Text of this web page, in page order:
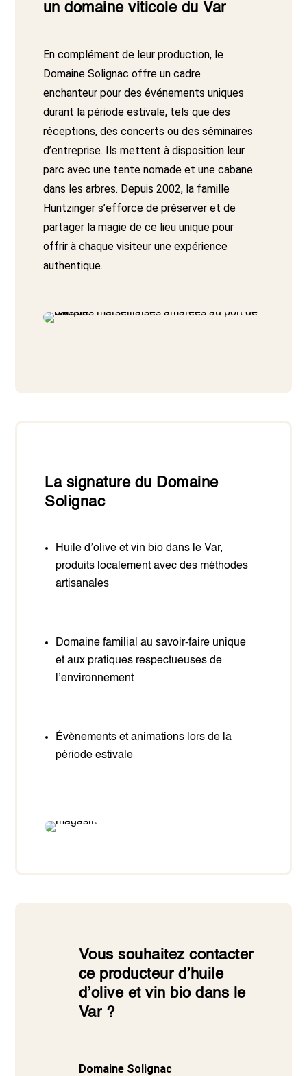
un domaine viticole du Var
En complément de leur production, le
Domaine Solignac offre un cadre
enchanteur pour des événements uniques
durant la période estivale, tels que des
réceptions, des concerts ou des séminaires
d’entreprise. Ils mettent à disposition leur
parc avec une tente nomade et une cabane
dans les arbres. Depuis 2002, la famille
Huntzinger s’efforce de préserver et de
partager la magie de ce lieu unique pour
offrir à chaque visiteur une expérience
authentique.
La signature du Domaine
Solignac
Huile d’olive et vin bio dans le Var,
produits localement avec des méthodes
artisanales
Domaine familial au savoir-faire unique
et aux pratiques respectueuses de
l’environnement
Évènements et animations lors de la
période estivale
Vous souhaitez contacter
ce producteur d’huile
d’olive et vin bio dans le
Var ?
Domaine Solignac